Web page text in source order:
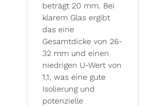
beträgt 20 mm. Bei
klarem Glas ergibt
das eine
Gesamtdicke von 26-
32 mm und einen
niedrigen U-Wert von
1,1, was eine gute
Isolierung und
potenzielle